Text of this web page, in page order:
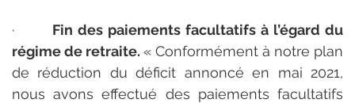
· Fin des paiements facultatifs à l’égard du
régime de retraite. « Conformément à notre plan
de réduction du déficit annoncé en mai 2021,
nous avons effectué des paiements facultatifs